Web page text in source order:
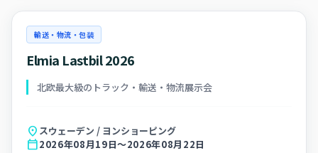
輸送・物流・包装
Elmia Lastbil 2026
北欧最大級のトラック・輸送・物流展示会
location_on スウェーデン / ヨンショーピング
calendar_today2026年08月19日～2026年08月22日